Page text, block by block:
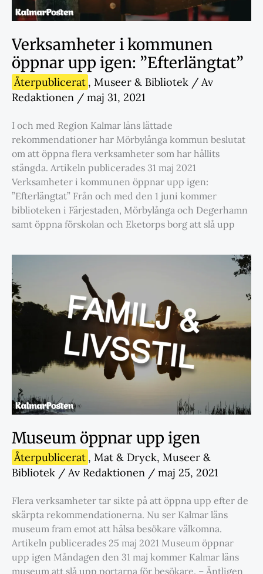
Verksamheter i kommunen
öppnar upp igen: ”Efterlängtat”
Återpublicerat , Museer & Bibliotek / Av
Redaktionen / maj 31, 2021
I och med Region Kalmar läns lättade
rekommendationer har Mörbylånga kommun beslutat
om att öppna flera verksamheter som har hållits
stängda. Artikeln publicerades 31 maj 2021
Verksamheter i kommunen öppnar upp igen:
”Efterlängtat” Från och med den 1 juni kommer
biblioteken i Färjestaden, Mörbylånga och Degerhamn
samt öppna förskolan och Eketorps borg att slå upp
Museum öppnar upp igen
Återpublicerat , Mat & Dryck, Museer &
Bibliotek / Av Redaktionen / maj 25, 2021
Flera verksamheter tar sikte på att öppna upp efter de
skärpta rekommendationerna. Nu ser Kalmar läns
museum fram emot att hälsa besökare välkomna.
Artikeln publicerades 25 maj 2021 Museum öppnar
upp igen Måndagen den 31 maj kommer Kalmar läns
museum att slå upp portarna för besökare. – Äntligen